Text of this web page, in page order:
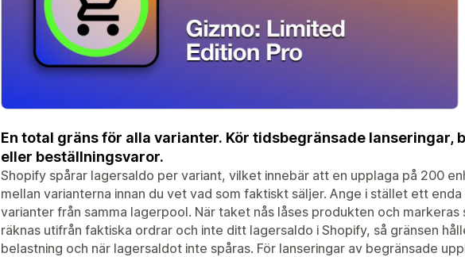
En total gräns för alla varianter. Kör tidsbegränsade lanseringar,
eller beställningsvaror.
Shopify spårar lagersaldo per variant, vilket innebär att en upplaga på 200
mellan varianterna innan du vet vad som faktiskt säljer. Ange i stället ett enda
varianter från samma lagerpool. När taket nås låses produkten och markeras
räknas utifrån faktiska ordrar och inte ditt lagersaldo i Shopify, så gränsen
belastning och när lagersaldot inte spåras. För lanseringar av begränsade